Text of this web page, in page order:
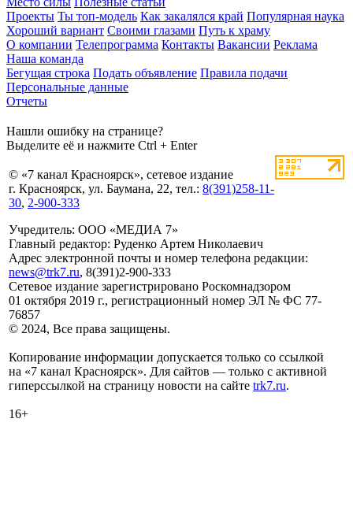
Проекты Ты топ-модель Как закалялся край Популярная наука
Хороший вариант Своими глазами Путь к храму
О компании Телепрограмма Контакты Вакансии Реклама
Наша команда
Бегущая строка Подать объявление Правила подачи
Персональные данные
Отчеты
Нашли ошибку на странице?
Выделите её и нажмите Ctrl + Enter
© «7 канал Красноярск», сетевое издание
г. Красноярск, ул. Баумана, 22, тел.: 8(391)258-11-
30, 2-900-333
Учредитель: ООО «МЕДИА 7»
Главный редактор: Руденко Артем Николаевич
Адрес электронной почты и номер телефона редакции:
news@trk7.ru, 8(391)2-900-333
Сетевое издание зарегистрировано Роскомнадзором
01 октября 2019 г., регистрационный номер ЭЛ № ФС 77-
76857
© 2024, Все права защищены.
Копирование информации допускается только со ссылкой
на «7 канал Красноярск». Для сайтов — только с активной
гиперссылкой на страницу новости на сайте trk7.ru.
16+